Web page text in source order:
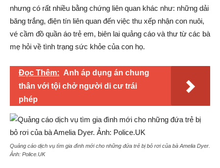
nhưng có rất nhiều bằng chứng liên quan khác như: những dải
băng trắng, điện tín liên quan đến việc thu xếp nhận con nuôi,
vé cầm đồ quần áo trẻ em, biên lai quảng cáo và thư từ các bà
mẹ hỏi về tình trạng sức khỏe của con họ.
Đọc Thêm: Anh áp dụng án chung
thân với tội chở người di cư trái
phép
Quảng cáo dịch vụ tìm gia đình mới cho những đứa trẻ bị bỏ rơi của bà Amelia Dyer.
Ảnh: Police.UK